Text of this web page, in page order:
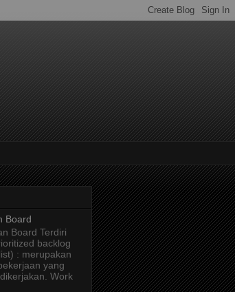
Board
Board Terdiri
backlog
: merupakan
yang
Work